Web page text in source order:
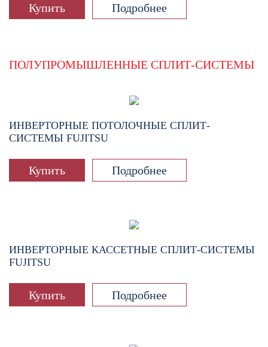
Купить Подробнее
ПОЛУПРОМЫШЛЕННЫЕ СПЛИТ-СИСТЕМЫ
ИНВЕРТОРНЫЕ ПОТОЛОЧНЫЕ СПЛИТ-
СИСТЕМЫ FUJITSU
Купить Подробнее
ИНВЕРТОРНЫЕ КАССЕТНЫЕ СПЛИТ-СИСТЕМЫ
FUJITSU
Купить Подробнее